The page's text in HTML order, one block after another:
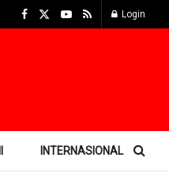
Login
INTERNASIONAL